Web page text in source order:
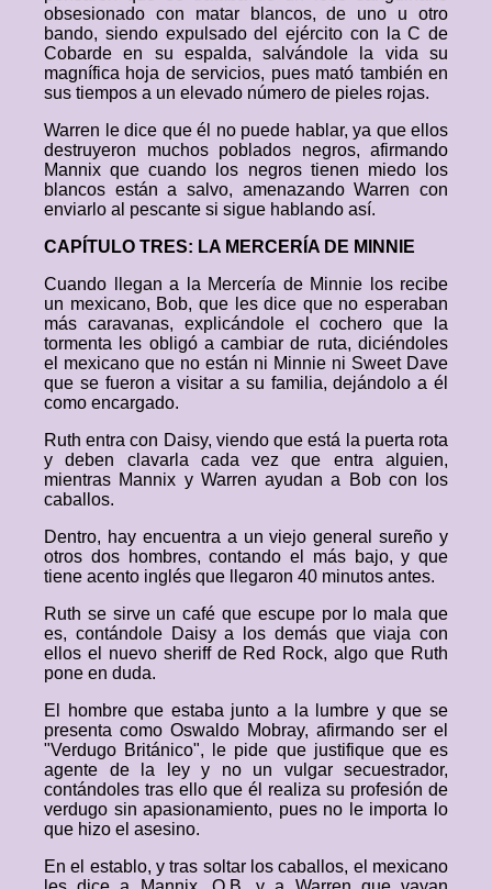
obsesionado con matar blancos, de uno u otro
bando, siendo expulsado del ejército con la C de
Cobarde en su espalda, salvándole la vida su
magnífica hoja de servicios, pues mató también en
sus tiempos a un elevado número de pieles rojas.
Warren le dice que él no puede hablar, ya que ellos
destruyeron muchos poblados negros, afirmando
Mannix que cuando los negros tienen miedo los
blancos están a salvo, amenazando Warren con
enviarlo al pescante si sigue hablando así.
CAPÍTULO TRES: LA MERCERÍA DE MINNIE
Cuando llegan a la Mercería de Minnie los recibe
un mexicano, Bob, que les dice que no esperaban
más caravanas, explicándole el cochero que la
tormenta les obligó a cambiar de ruta, diciéndoles
el mexicano que no están ni Minnie ni Sweet Dave
que se fueron a visitar a su familia, dejándolo a él
como encargado.
Ruth entra con Daisy, viendo que está la puerta rota
y deben clavarla cada vez que entra alguien,
mientras Mannix y Warren ayudan a Bob con los
caballos.
Dentro, hay encuentra a un viejo general sureño y
otros dos hombres, contando el más bajo, y que
tiene acento inglés que llegaron 40 minutos antes.
Ruth se sirve un café que escupe por lo mala que
es, contándole Daisy a los demás que viaja con
ellos el nuevo sheriff de Red Rock, algo que Ruth
pone en duda.
El hombre que estaba junto a la lumbre y que se
presenta como Oswaldo Mobray, afirmando ser el
"Verdugo Británico", le pide que justifique que es
agente de la ley y no un vulgar secuestrador,
contándoles tras ello que él realiza su profesión de
verdugo sin apasionamiento, pues no le importa lo
que hizo el asesino.
En el establo, y tras soltar los caballos, el mexicano